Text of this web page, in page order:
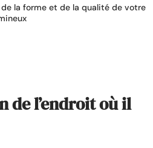
la forme et de la qualité de votre
de l’endroit où il